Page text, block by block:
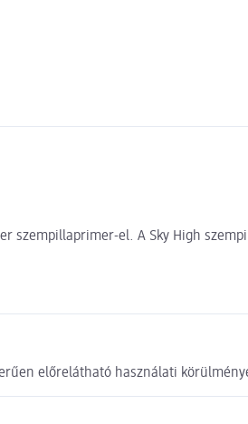
szempillaprimer-el. A Sky High
előrelátható használati